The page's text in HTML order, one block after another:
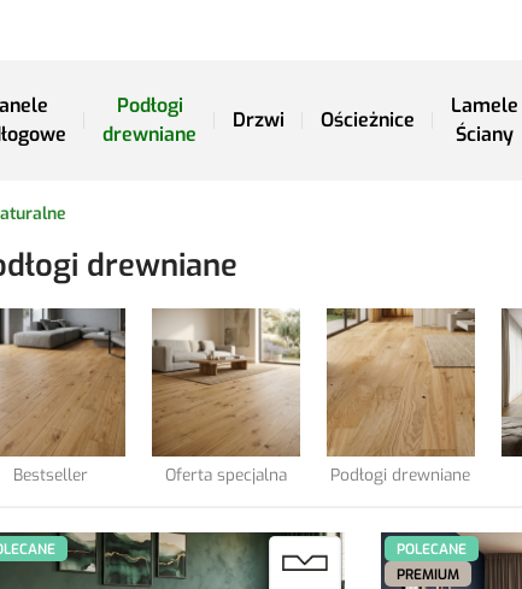
Podłogi
drewniane
Drzwi Ościeżnice
Lamele
Ściany
drewniane
Bestseller Oferta specjalna Podłogi drewniane
POLECANE
PREMIUM